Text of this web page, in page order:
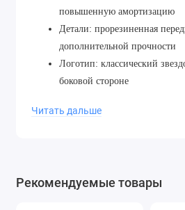
повышенную амортизацию
Детали: прорезиненная
дополнительной прочности
Логотип: классический
боковой стороне
Читать дальше
Рекомендуемые товары